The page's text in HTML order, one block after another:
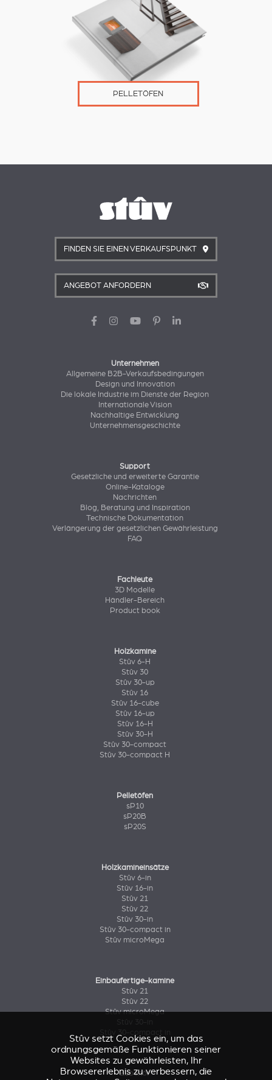
PELLETÖFEN
FINDEN SIE EINEN VERKAUFSPUNKT
ANGEBOT ANFORDERN
Unternehmen
Allgemeine B2B-Verkaufsbedingungen
Design und Innovation
Die lokale Industrie im Dienste der Region
Internationale Vision
Nachhaltige Entwicklung
Unternehmensgeschichte
Support
Gesetzliche und erweiterte Garantie
Online-Kataloge
Nachrichten
Blog, Beratung und Inspiration
Technische Dokumentation
Verlängerung der gesetzlichen Gewährleistung
FAQ
Fachleute
3D Modelle
Händler-Bereich
Product book
Holzkamine
Stûv 6-H
Stûv 30
Stûv 30-up
Stûv 16
Stûv 16-cube
Stûv 16-up
Stûv 16-H
Stûv 30-H
Stûv 30-compact
Stûv 30-compact H
Pelletöfen
sP10
sP20B
sP20S
Holzkamineinsätze
Stûv 6-in
Stûv 16-in
Stûv 21
Stûv 22
Stûv 30-in
Stûv 30-compact in
Stûv microMega
Einbaufertige-kamine
Stûv 21
Stûv 22
Stûv microMega
Zubehör
Stûv setzt Cookies ein, um das
ordnungsgemäße Funktionieren seiner
Websites zu gewährleisten, Ihr
Browsererlebnis zu verbessern, die